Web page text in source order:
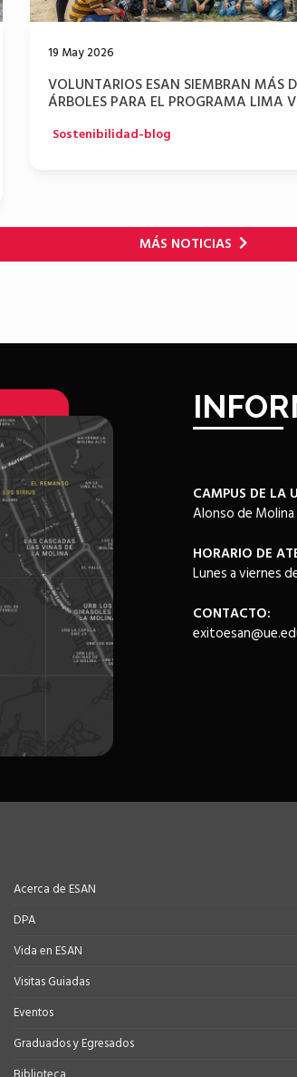
19 May 2026
VOLUNTARIOS ESAN SIEMBRAN MÁS
ÁRBOLES PARA EL PROGRAMA LIMA
Sostenibilidad-blog
MÁS NOTICIAS
CAMPUS DE LA
Alonso de
HORARIO DE
Lunes a viernes
CONTACTO:
Acerca de ESAN
DPA
Vida en ESAN
Visitas Guiadas
Eventos
Graduados y Egresados